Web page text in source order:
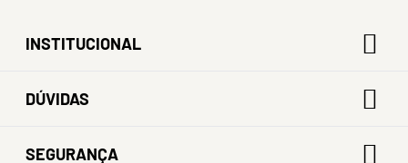
INSTITUCIONAL
DÚVIDAS
SEGURANÇA